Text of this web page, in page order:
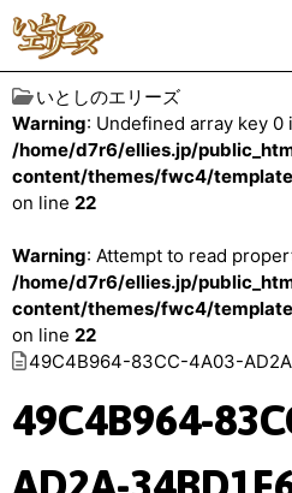
いとしのエリーズ
Warning: Undefined array key 0
/home/d7r6/ellies.jp/
content/themes/fwc4/
on line 22
Warning: Attempt to read
/home/d7r6/ellies.jp/
content/themes/fwc4/
on line 22
49C4B964-83CC-4A03-
49C4B964-